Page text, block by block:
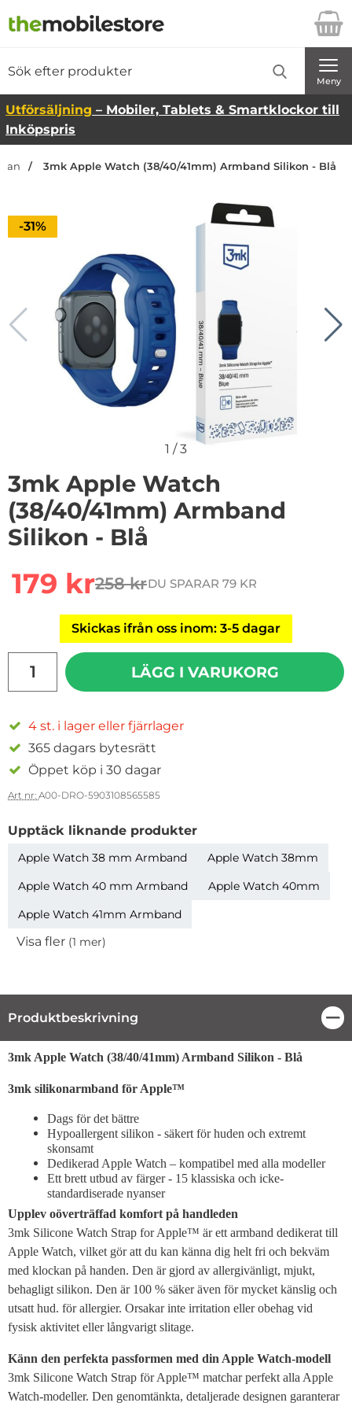
Startsidan för Danira Telecom AB
Meny
Utförsäljning – Mobiler, Tablets & Smartklockor till
Inköpspris
3mk Apple Watch (38/40/41mm) Armband Silikon - Blå
Priset är nedsatt med
-31%
1 /3
3mk Apple Watch
(38/40/41mm) Armband
Silikon - Blå
rea pris
179 krtidigare pris
258 krDU SPARAR 79 KR
Skickas ifrån oss inom: 3-5 dagar
LÄGG I VARUKORG
4 st. i lager eller fjärrlager
365 dagars bytesrätt
Öppet köp i 30 dagar
Art nr: A00-DRO-5903108565585
Upptäck liknande produkter
Apple Watch 38 mm Armband
Apple Watch 38mm
Apple Watch 40 mm Armband
Apple Watch 40mm
Apple Watch 41mm Armband
Visa fler (1 mer)
Produktbeskrivning
Produktbeskrivning
3mk Apple Watch (38/40/41mm) Armband Silikon - Blå
3mk silikonarmband för Apple™
Dags för det bättre
Hypoallergent silikon - säkert för huden och extremt
skonsamt
Dedikerad Apple Watch – kompatibel med alla modeller
Ett brett utbud av färger - 15 klassiska och icke-
standardiserade nyanser
Upplev oöverträffad komfort på handleden
3mk Silicone Watch Strap for Apple™ är ett armband dedikerat till
Apple Watch, vilket gör att du kan känna dig helt fri och bekväm
med klockan på handen. Den är gjord av allergivänligt, mjukt,
behagligt silikon. Den är 100 % säker även för mycket känslig och
utsatt hud. för allergier. Orsakar inte irritation eller obehag vid
fysisk aktivitet eller långvarigt slitage.
Känn den perfekta passformen med din Apple Watch-modell
3mk Silicone Watch Strap för Apple™ matchar perfekt alla Apple
Watch-modeller. Den genomtänkta, detaljerade designen garanterar